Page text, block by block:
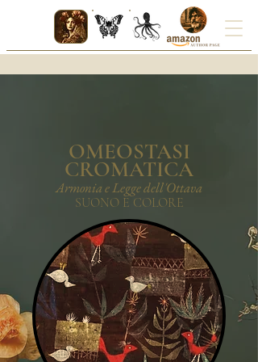
OMEOSTASI
CROMATICA
Armonia e Legge dell'Ottava
SUONO E COLORE